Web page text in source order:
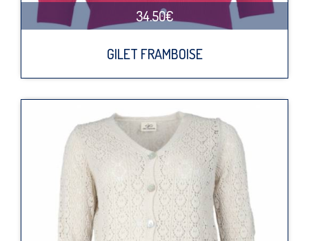
34.50€
GILET FRAMBOISE